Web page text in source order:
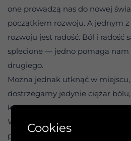
one prowadzą nas do nowej
początkiem rozwoju. A jednym
rozwoju jest radość. Ból i radość
splecione — jedno pomaga nam
drugiego.
Można jednak utknąć w
dostrzegamy jedynie ciężar
która mu towarzyszy.
Wielu z nas, zanim zaczęło
przytłoczonych cierpieniem.
Cookies